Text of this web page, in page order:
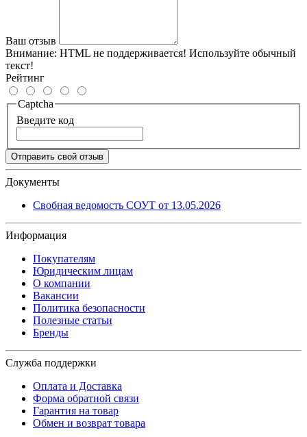
Ваш отзыв
Внимание: HTML не поддерживается! Используйте обычный
текст!
Рейтинг
Captcha
Введите код
Отправить свой отзыв
Документы
Свобная ведомость СОУТ от 13.05.2026
Информация
Покупателям
Юридическим лицам
О компании
Вакансии
Политика безопасности
Полезные статьи
Бренды
Служба поддержки
Оплата и Доставка
Форма обратной связи
Гарантия на товар
Обмен и возврат товара